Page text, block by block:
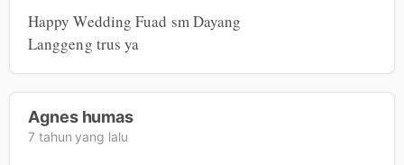
Happy Wedding Fuad sm Dayang
Langgeng trus ya
Agnes humas
7 tahun yang lalu